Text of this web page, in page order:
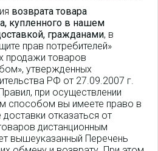
возврата товара
купленного в нашем
гражданами, в
прав потребителей»
продажи товаров
утвержденных
РФ от 27.09.2007 г.
при осуществлении
способом вы имеете право в
отказаться от
дистанционным
вышеуказанный Перечень